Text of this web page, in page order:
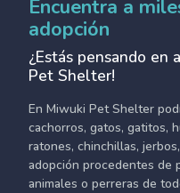
Encuentra a
adopción
¿Estás pensando en
Pet Shelter!
En Miwuki Pet Shelter
cachorros, gatos, gatitos,
ratones, chinchillas,
adopción procedentes de
animales o perreras de